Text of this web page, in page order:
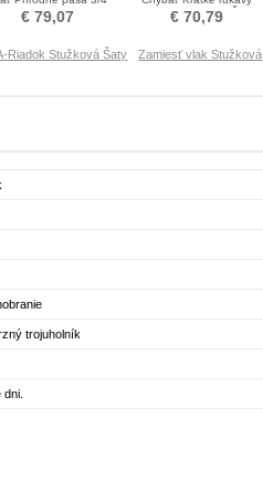
rukávov Stužková
Šaty
€ 79,07
Kolená Stužková Šaty
€ 70,79
Riadok Stužková Šaty
Zamiesť vlak Stužková
trojuholník